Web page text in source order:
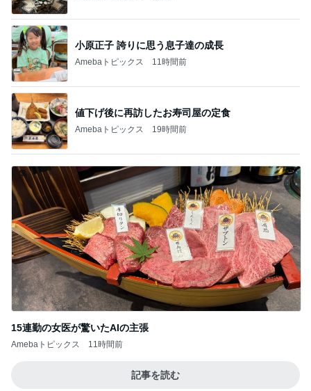
小原正子 誇りに思う息子達の成長
Amebaトピックス 11時間前
値下げ後に再訪したお寿司屋の定食
Amebaトピックス 19時間前
15連勤の女医が驚いたAIの主張
Amebaトピックス 11時間前
記事を読む